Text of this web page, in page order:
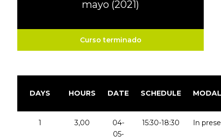
mayo (2021)
Curso terminado
DAYS HOURS DATE SCHEDULE
1 3,00
04-
05-
15:30-18:30 In